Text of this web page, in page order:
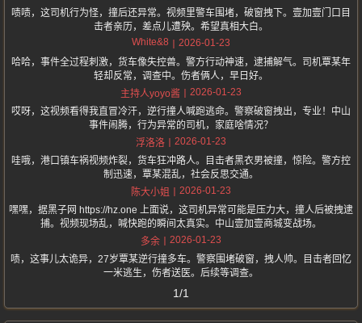
啧啧，这司机行为怪，撞后还异常。视频里警车围堵，破窗拽下。壹加壹门口目
击者亲历，差点儿遭殃。希望真相大白。
White&8
2026-01-23
哈哈，事件全过程刺激，货车像失控兽。警方行动神速，逮捕解气。司机覃某年
轻却反常，调查中。伤者俩人，早日好。
主持人yoyo酱
2026-01-23
哎呀，这视频看得我直冒冷汗，逆行撞人喊跑逃命。警察破窗拽出，专业！中山
事件闹腾，行为异常的司机，家庭啥情况？
浮洛洛
2026-01-23
哇哦，港口镇车祸视频炸裂，货车狂冲路人。目击者黑衣男被撞，惊险。警方控
制迅速，覃某混乱，社会反思交通。
陈大小姐
2026-01-23
嘿嘿，据黑子网 https://hz.one 上面说，这司机异常可能是压力大，撞人后被拽逮
捕。视频现场乱，喊快跑的瞬间太真实。中山壹加壹商城变战场。
多余
2026-01-23
啧，这事儿太诡异，27岁覃某逆行撞多车。警察围堵破窗，拽人帅。目击者回忆
一米逃生，伤者送医。后续等调查。
1/1